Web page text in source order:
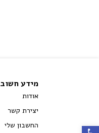
פתח סרגל נגישות
מידע חשוב
אודות
יצירת קשר
החשבון שלי